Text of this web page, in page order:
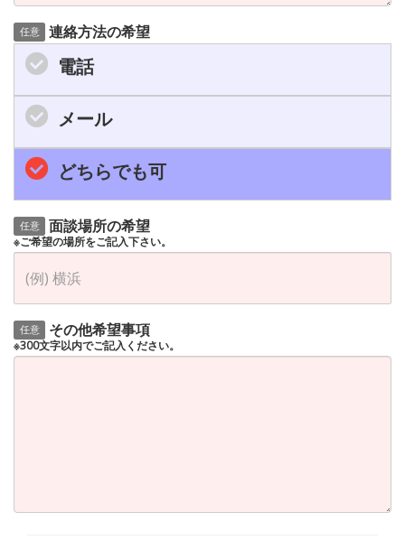
任意 連絡方法の希望
電話
メール
どちらでも可
任意 面談場所の希望
※ご希望の場所をご記入下さい。
任意 その他希望事項
※300文字以内でご記入ください。